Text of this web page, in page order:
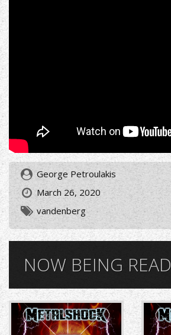
George Petroulakis
March 26, 2020
vandenberg
NOW BEING READ